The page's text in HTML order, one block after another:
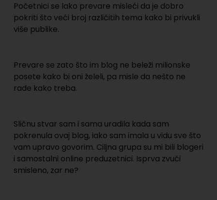
Početnici se lako prevare misleći da je dobro
pokriti što veći broj različitih tema kako bi privukli
više publike.
Prevare se zato što im blog ne beleži milionske
posete kako bi oni želeli, pa misle da nešto ne
rade kako treba.
Sličnu stvar sam i sama uradila kada sam
pokrenula ovaj blog, iako sam imala u vidu sve što
vam upravo govorim. Ciljna grupa su mi bili blogeri
i samostalni online preduzetnici. Isprva zvuči
smisleno, zar ne?